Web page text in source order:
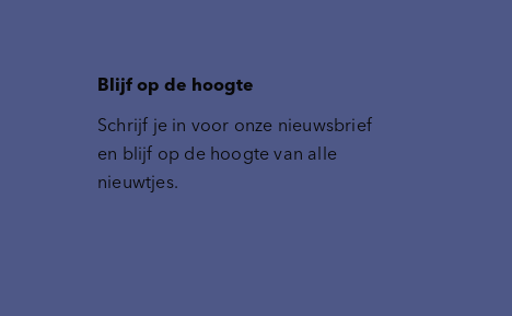
Blijf op de hoogte
Schrijf je in voor onze nieuwsbrief
en blijf op de hoogte van alle
nieuwtjes.